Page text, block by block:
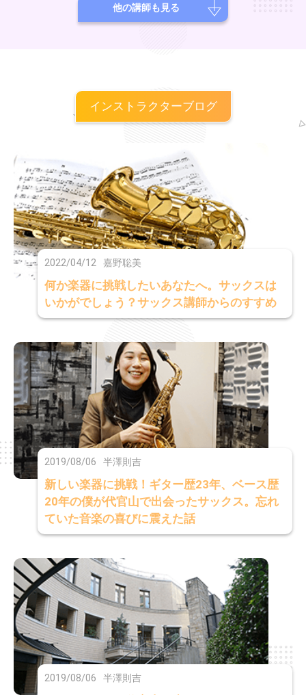
ェスティバルオーケストラのメンバーとして演奏。WHCワールドハー
プコングレスにて演奏。スイスにてハープマスターズマスタークラス修
他の講師も見る
インストラクターブログ
2022/04/12 嘉野聡美
何か楽器に挑戦したいあなたへ。サックスは
いかがでしょう？サックス講師からのすすめ
2019/08/06 半澤則吉
新しい楽器に挑戦！ギター歴23年、ベース歴
20年の僕が代官山で出会ったサックス。忘れ
ていた音楽の喜びに震えた話
2019/08/06 半澤則吉